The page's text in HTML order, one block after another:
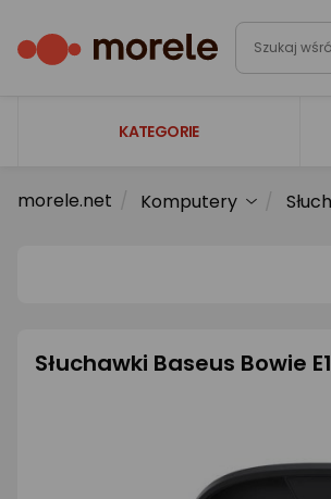
KATEGORIE
Laptopy
Smartfony i smartwatche
morele.net Komputery
Słuchawki Baseus Bowie